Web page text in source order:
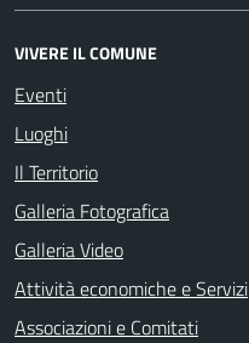
VIVERE IL COMUNE
Eventi
Luoghi
Il Territorio
Galleria Fotografica
Galleria Video
Attività economiche e Servizi
Associazioni e Comitati